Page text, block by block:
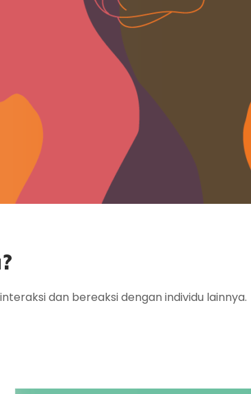
dan bereaksi dengan individu lainnya.